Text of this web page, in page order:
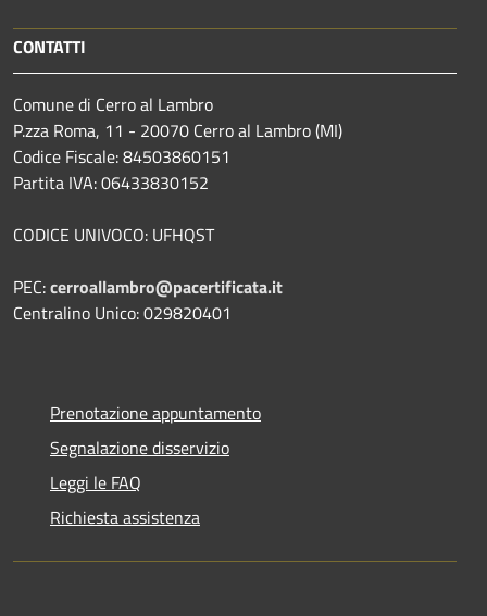
CONTATTI
Comune di Cerro al Lambro
P.zza Roma, 11 - 20070 Cerro al Lambro (MI)
Codice Fiscale: 84503860151
Partita IVA: 06433830152
CODICE UNIVOCO: UFHQST
PEC:cerroallambro@pacertificata.it
Centralino Unico: 029820401
Prenotazione appuntamento
Segnalazione disservizio
Leggi le FAQ
Richiesta assistenza